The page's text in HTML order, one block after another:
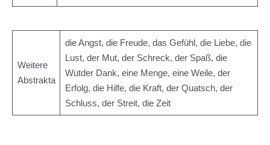
Weitere
Abstrakta
die Angst, die Freude, das Gefühl, die Liebe, die
Lust, der Mut, der Schreck, der Spaß, die
Wutder Dank, eine Menge, eine Weile, der
Erfolg, die Hilfe, die Kraft, der Quatsch, der
Schluss, der Streit, die Zeit